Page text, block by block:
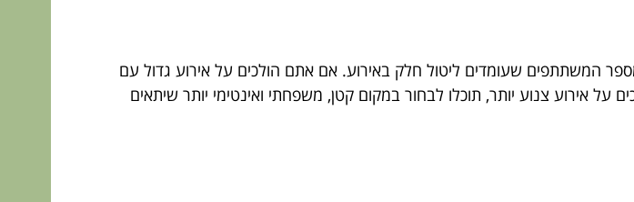
המשתתפים שעומדים ליטול חלק באירוע. אם אתם הולכים על אירוע גדול עם
אירוע צנוע יותר, תוכלו לבחור במקום קטן, משפחתי ואינטימי יותר שיתאים